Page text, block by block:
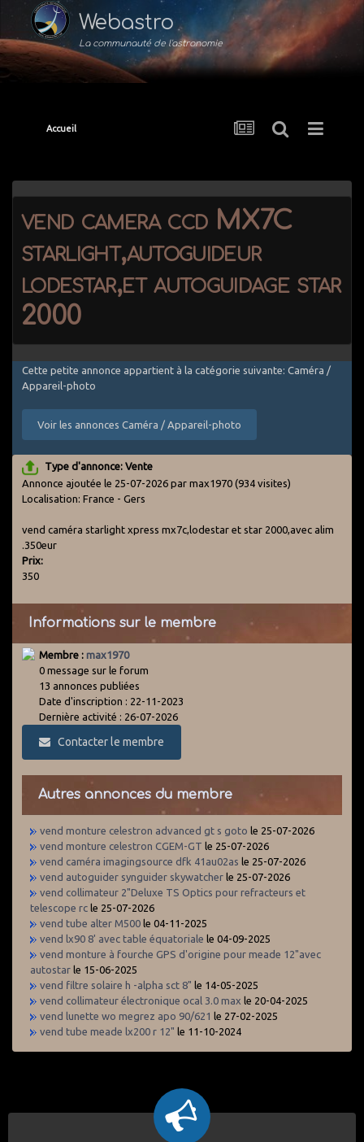
Webastro
La communauté de l'astronomie
Accueil
vend camera ccd MX7C
starlight,autoguideur
lodestar,et autoguidage star
2000
Cette petite annonce appartient à la catégorie suivante: Caméra /
Appareil-photo
Voir les annonces Caméra / Appareil-photo
Type d'annonce: Vente
Annonce ajoutée le 25-07-2026 par max1970 (934 visites)
Localisation: France - Gers
vend caméra starlight xpress mx7c,lodestar et star 2000,avec alim
.350eur
Prix:
350
Informations sur le membre
Membre : max1970
0 message sur le forum
13 annonces publiées
Date d'inscription : 22-11-2023
Dernière activité : 26-07-2026
Contacter le membre
Autres annonces du membre
vend monture celestron advanced gt s goto le 25-07-2026
vend monture celestron CGEM-GT le 25-07-2026
vend caméra imagingsource dfk 41au02as le 25-07-2026
vend autoguider synguider skywatcher le 25-07-2026
vend collimateur 2"Deluxe TS Optics pour refracteurs et
telescope rc le 25-07-2026
vend tube alter M500 le 04-11-2025
vend lx90 8' avec table équatoriale le 04-09-2025
vend monture à fourche GPS d'origine pour meade 12"avec
autostar le 15-06-2025
vend filtre solaire h -alpha sct 8" le 14-05-2025
vend collimateur électronique ocal 3.0 max le 20-04-2025
vend lunette wo megrez apo 90/621 le 27-02-2025
vend tube meade lx200 r 12" le 11-10-2024